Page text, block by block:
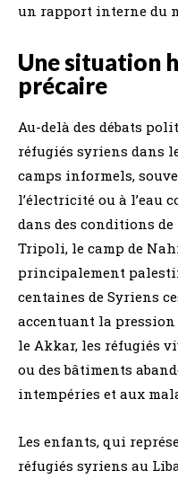
un rapport interne du
Une situation
précaire
Au-delà des débats
réfugiés syriens dans
camps informels,
l’électricité ou à l’eau
dans des conditions
Tripoli, le camp de
principalement
centaines de Syriens
accentuant la
le Akkar, les réfugiés
ou des bâtiments
intempéries et aux
Les enfants, qui
réfugiés syriens au